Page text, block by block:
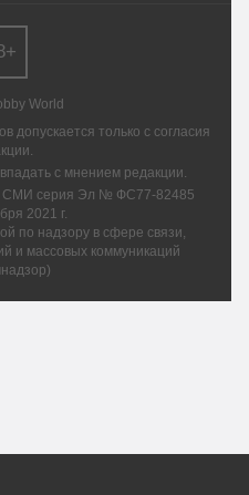
World
допускается только с согласия
с мнением редакции.
СМИ серия Эл № ФС77-82485
2021 г.
по надзору в сфере связи,
и массовых коммуникаций